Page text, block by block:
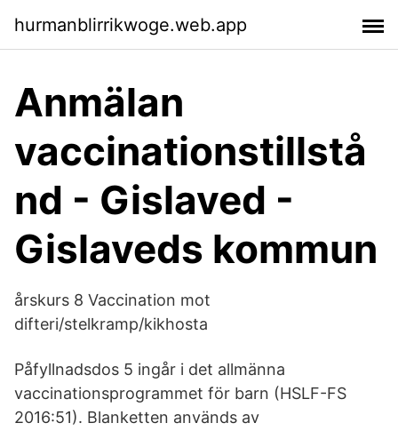
hurmanblirrikwoge.web.app
Anmälan
vaccinationstillstå
nd - Gislaved -
Gislaveds kommun
årskurs 8 Vaccination mot
difteri/stelkramp/kikhosta
Påfyllnadsdos 5 ingår i det allmänna
vaccinationsprogrammet för barn (HSLF-FS
2016:51). Blanketten används av